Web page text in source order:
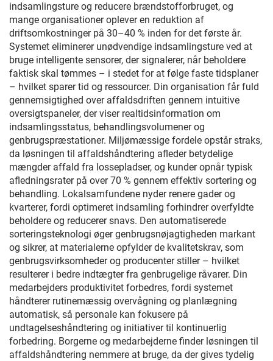
indsamlingsture og reducere brændstofforbruget, og
mange organisationer oplever en reduktion af
driftsomkostninger på 30–40 % inden for det første år.
Systemet eliminerer unødvendige indsamlingsture ved at
bruge intelligente sensorer, der signalerer, når beholdere
faktisk skal tømmes – i stedet for at følge faste tidsplaner
– hvilket sparer tid og ressourcer. Din organisation får fuld
gennemsigtighed over affaldsdriften gennem intuitive
oversigtspaneler, der viser realtidsinformation om
indsamlingsstatus, behandlingsvolumener og
genbrugspræstationer. Miljømæssige fordele opstår straks,
da løsningen til affaldshåndtering afleder betydelige
mængder affald fra lossepladser, og kunder opnår typisk
afledningsrater på over 70 % gennem effektiv sortering og
behandling. Lokalsamfundene nyder renere gader og
kvarterer, fordi optimeret indsamling forhindrer overfyldte
beholdere og reducerer snavs. Den automatiserede
sorteringsteknologi øger genbrugsnøjagtigheden markant
og sikrer, at materialerne opfylder de kvalitetskrav, som
genbrugsvirksomheder og producenter stiller – hvilket
resulterer i bedre indtægter fra genbrugelige råvarer. Din
medarbejders produktivitet forbedres, fordi systemet
håndterer rutinemæssig overvågning og planlægning
automatisk, så personale kan fokusere på
undtagelseshåndtering og initiativer til kontinuerlig
forbedring. Borgerne og medarbejderne finder løsningen til
affaldshåndtering nemmere at bruge, da der gives tydelig